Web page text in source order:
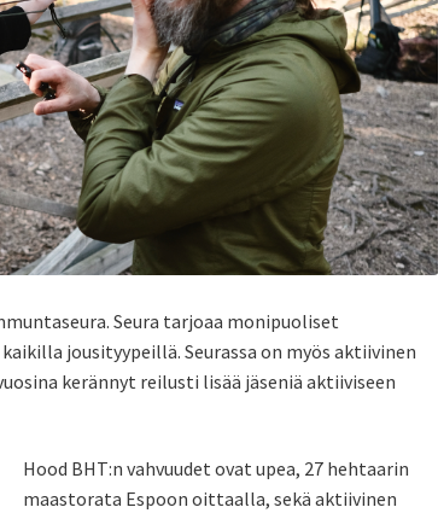
Seura tarjoaa monipuoliset
jousityypeillä. Seurassa on myös aktiivinen
kerännyt reilusti lisää jäseniä aktiiviseen
Hood BHT:n vahvuudet ovat upea, 27 hehtaarin
maastorata Espoon oittaalla, sekä aktiivinen